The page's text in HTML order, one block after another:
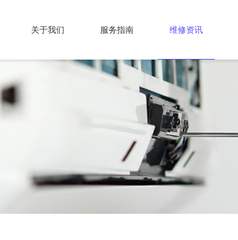
关于我们 服务指南 维修资讯